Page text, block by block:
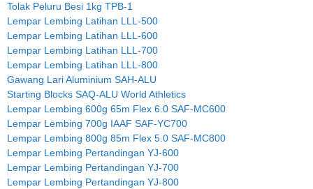
Tolak Peluru Besi 1kg TPB-1
Lempar Lembing Latihan LLL-500
Lempar Lembing Latihan LLL-600
Lempar Lembing Latihan LLL-700
Lempar Lembing Latihan LLL-800
Gawang Lari Aluminium SAH-ALU
Starting Blocks SAQ-ALU World Athletics
Lempar Lembing 600g 65m Flex 6.0 SAF-MC600
Lempar Lembing 700g IAAF SAF-YC700
Lempar Lembing 800g 85m Flex 5.0 SAF-MC800
Lempar Lembing Pertandingan YJ-600
Lempar Lembing Pertandingan YJ-700
Lempar Lembing Pertandingan YJ-800